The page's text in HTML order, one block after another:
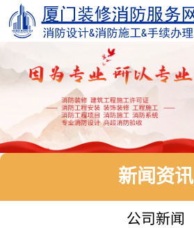
新闻资讯
公司新闻